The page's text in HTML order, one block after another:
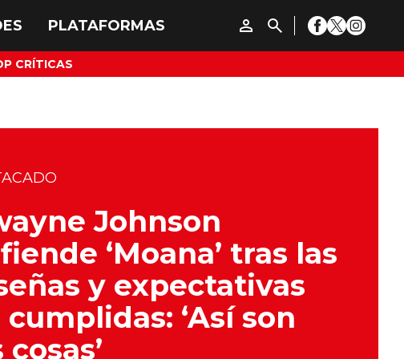
CRÍTICAS
Johnson
‘Moana’ tras las
y expectativas
cumplidas: ‘Así son
cosas’